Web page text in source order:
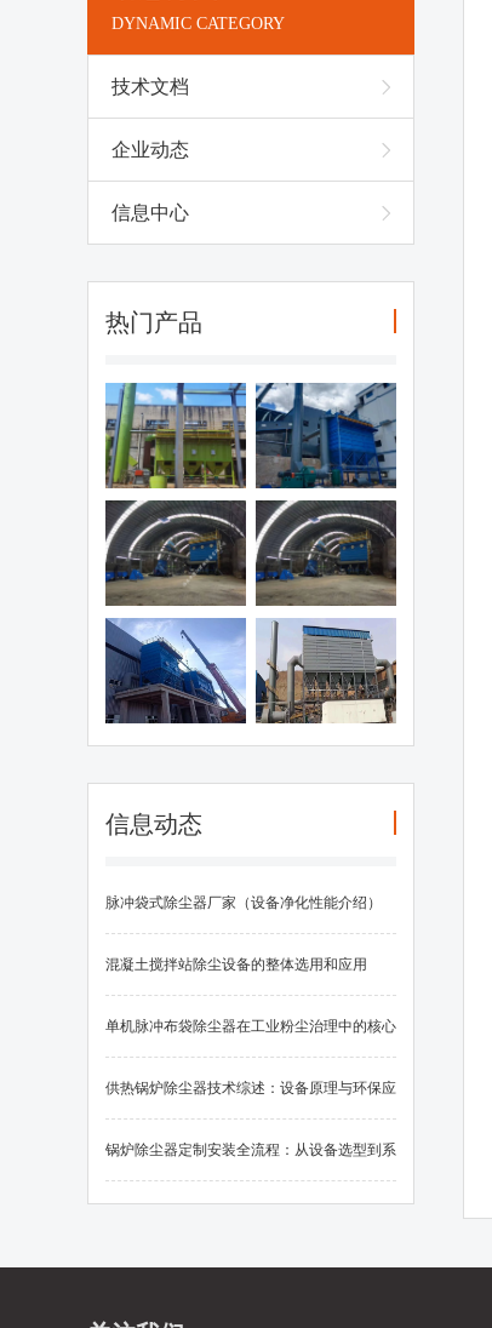
DYNAMIC CATEGORY
技术文档
企业动态
信息中心
热门产品
煤矿破碎机除尘
器
破碎车间除尘器
PPC64-6型气箱
式脉冲除尘器
信息动态
脉冲袋式除尘器厂家（设备净化性能介绍）
混凝土搅拌站除尘设备的整体选用和应用
单机脉冲布袋除尘器在工业粉尘治理中的核心
应用
供热锅炉除尘器技术综述：设备原理与环保应
用
锅炉除尘器定制安装全流程：从设备选型到系